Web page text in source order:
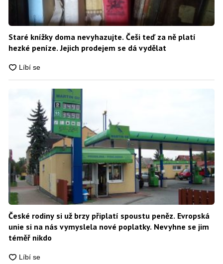
Staré knížky doma nevyhazujte. Češi teď za ně platí
hezké peníze. Jejich prodejem se dá vydělat
České rodiny si už brzy připlatí spoustu peněz. Evropská
unie si na nás vymyslela nové poplatky. Nevyhne se jim
téměř nikdo